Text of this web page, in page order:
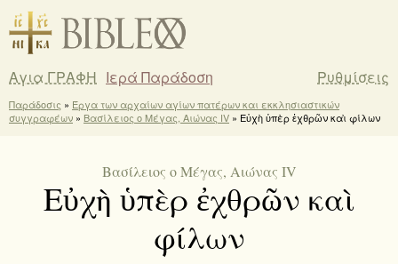
Αγια ΓΡΑΦΗ Ιερά Παράδοση Ρυθμίσεις
Παράδοσις » Έργα των αρχαίων αγίων πατέρων και εκκλησιαστικών
συγγραφέων » Βασίλειος ο Μέγας, Αιώνας IV » Εὐχὴ ὑπὲρ ἐχθρῶν καὶ φίλων
Βασίλειος ο Μέγας, Αιώνας IV
Εὐχὴ ὑπὲρ ἐχθρῶν καὶ
φίλων